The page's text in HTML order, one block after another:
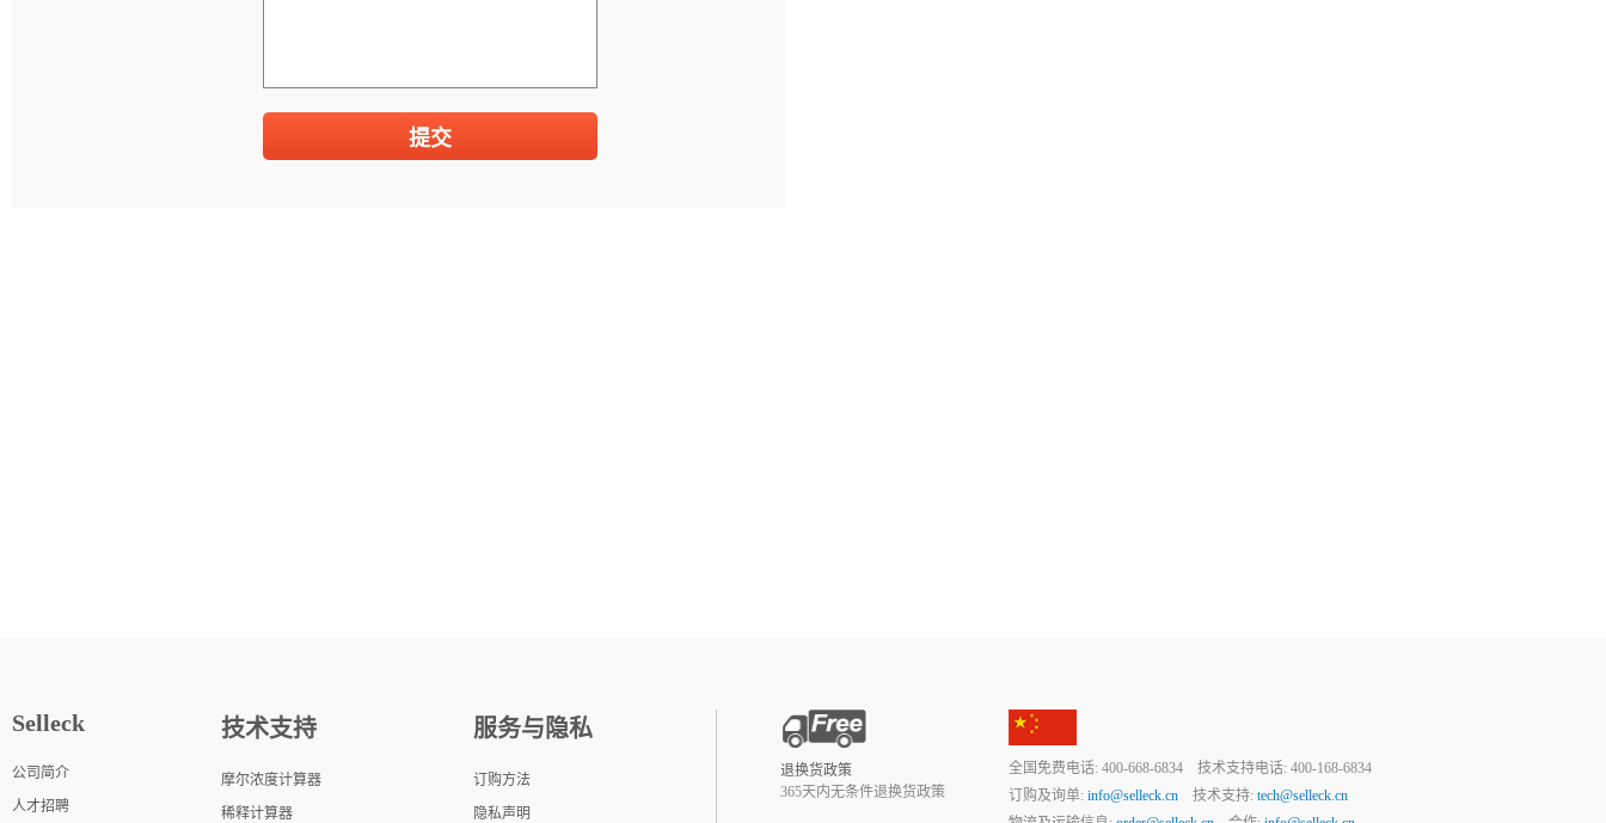
Selleck
公司简介
人才招聘
技术支持
摩尔浓度计算器
稀释计算器
服务与隐私
订购方法
隐私声明
退换货政策
365天内无条件退换货政策
全国免费电话: 400-668-6834 技术支持电话: 400-168-6834
订购及询单: info@selleck.cn 技术支持: tech@selleck.cn